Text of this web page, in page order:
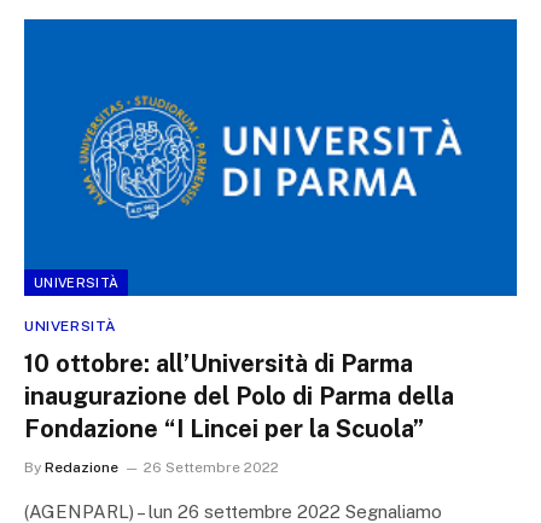
UNIVERSITÀ
UNIVERSITÀ
10 ottobre: all’Università di Parma
inaugurazione del Polo di Parma della
Fondazione “I Lincei per la Scuola”
By Redazione 26 Settembre 2022
(AGENPARL) – lun 26 settembre 2022 Segnaliamo